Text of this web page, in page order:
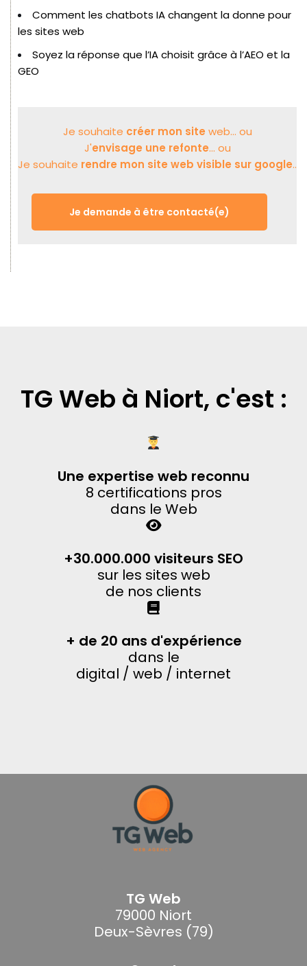
Comment les chatbots IA changent la donne pour
les sites web
Soyez la réponse que l’IA choisit grâce à l’AEO et la
GEO
Je souhaite créer mon site web... ou
J'envisage une refonte... ou
Je souhaite rendre mon site web visible sur google..
Je demande à être contacté(e)
TG Web à Niort, c'est :
Une expertise web reconnu
8 certifications pros
dans le Web
+30.000.000 visiteurs SEO
sur les sites web
de nos clients
+ de 20 ans d'expérience
dans le
digital / web / internet
TG Web
79000 Niort
Deux-Sèvres (79)